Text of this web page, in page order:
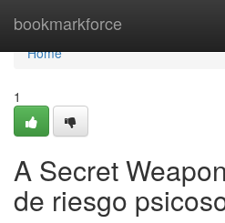
bookmarkforce
Home
Home
1
A Secret
de riesgo